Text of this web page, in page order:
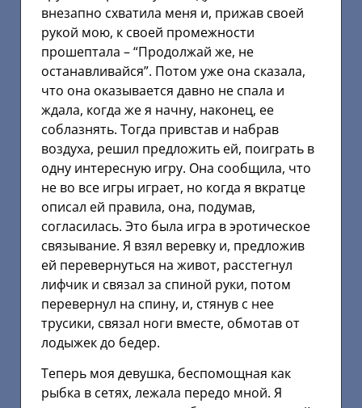
внезапно схватила меня и, прижав своей
рукой мою, к своей промежности
прошептала – “Продолжай же, не
останавливайся”. Потом уже она сказала,
что она оказывается давно не спала и
ждала, когда же я начну, наконец, ее
соблазнять. Тогда привстав и набрав
воздуха, решил предложить ей, поиграть в
одну интересную игру. Она сообщила, что
не во все игры играет, но когда я вкратце
описал ей правила, она, подумав,
согласилась. Это была игра в эротическое
связывание. Я взял веревку и, предложив
ей перевернуться на живот, расстегнул
лифчик и связал за спиной руки, потом
перевернул на спину, и, стянув с нее
трусики, связал ноги вместе, обмотав от
лодыжек до бедер.
Теперь моя девушка, беспомощная как
рыбка в сетях, лежала передо мной. Я